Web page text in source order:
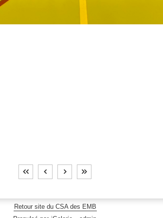
Retour site du CSA des EMB